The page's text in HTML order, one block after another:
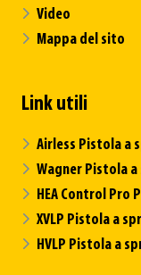
Video
Mappa del sito
Link utili
Airless Pistola a
Wagner Pistola a
HEA Control Pro
XVLP Pistola a
HVLP Pistola a